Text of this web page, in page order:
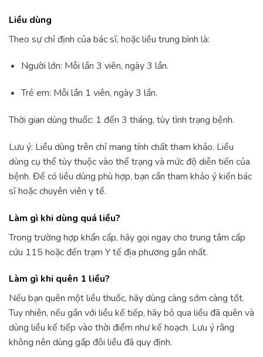
Liều dùng
Theo sự chỉ định của bác sĩ, hoặc liều trung bình là:
Người lớn: Mỗi lần 3 viên, ngày 3 lần.
Trẻ em: Mỗi lần 1 viên, ngày 3 lần.
Thời gian dùng thuốc: 1 đến 3 tháng, tùy tình trạng bệnh.
Lưu ý: Liều dùng trên chỉ mang tính chất tham khảo. Liều
dùng cụ thể tùy thuộc vào thể trạng và mức độ diễn tiến của
bệnh. Để có liều dùng phù hợp, bạn cần tham khảo ý kiến bác
sĩ hoặc chuyên viên y tế.
Làm gì khi dùng quá liều?
Trong trường hợp khẩn cấp, hãy gọi ngay cho trung tâm cấp
cứu 115 hoặc đến trạm Y tế địa phương gần nhất.
Làm gì khi quên 1 liều?
Nếu bạn quên một liều thuốc, hãy dùng càng sớm càng tốt.
Tuy nhiên, nếu gần với liều kế tiếp, hãy bỏ qua liều đã quên và
dùng liều kế tiếp vào thời điểm như kế hoạch. Lưu ý rằng
không nên dùng gấp đôi liều đã quy định.